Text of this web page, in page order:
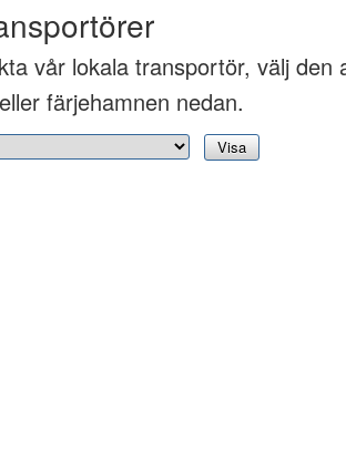
vår lokala transportör, välj den
färjehamnen nedan.
Visa